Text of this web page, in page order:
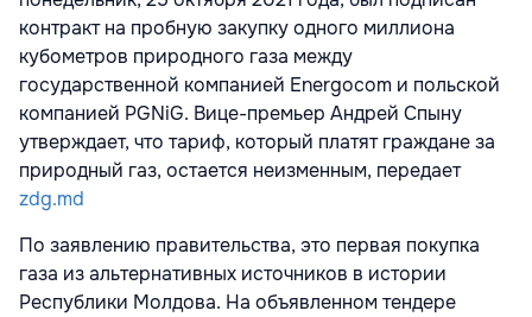
контракт на пробную закупку одного миллиона
кубометров природного газа между
государственной компанией Energocom и польской
компанией PGNiG. Вице-премьер Андрей Спыну
утверждает, что тариф, который платят граждане за
природный газ, остается неизменным, передает
zdg.md
По заявлению правительства, это первая покупка
газа из альтернативных источников в истории
Республики Молдова. На объявленном тендере